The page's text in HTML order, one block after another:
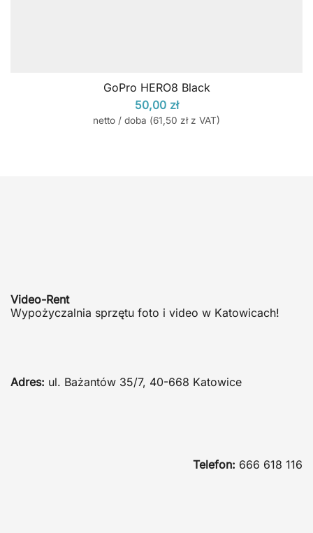
GoPro HERO8 Black
50,00 zł
netto / doba (61,50 złz VAT)
Video-Rent
Wypożyczalnia sprzętu foto i video w Katowicach!
Adres: ul. Bażantów 35/7, 40-668 Katowice
Telefon: 666 618 116